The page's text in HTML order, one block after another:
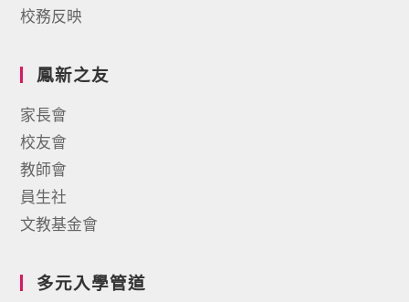
校務反映
鳳新之友
家長會
校友會
教師會
員生社
文教基金會
多元入學管道